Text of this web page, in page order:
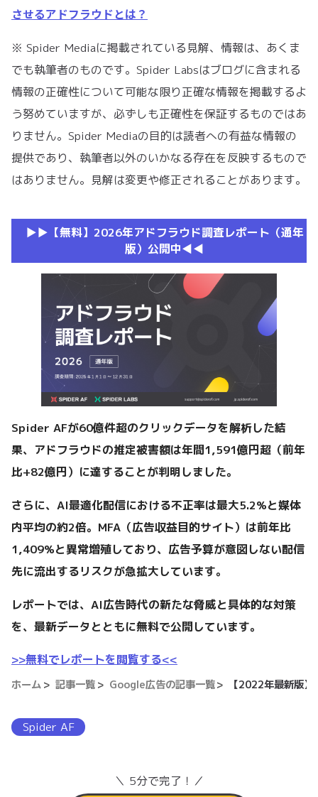
させるアドフラウドとは？
※ Spider Mediaに掲載されている見解、情報は、あくま
でも執筆者のものです。Spider Labsはブログに含まれる
情報の正確性について可能な限り正確な情報を掲載するよ
う努めていますが、必ずしも正確性を保証するものではあ
りません。Spider Mediaの目的は読者への有益な情報の
提供であり、執筆者以外のいかなる存在を反映するもので
はありません。見解は変更や修正されることがあります。
▶︎▶︎【無料】2026年アドフラウド調査レポート（通年
版）公開中◀︎◀︎
Spider AFが60億件超のクリックデータを解析した結
果、アドフラウドの推定被害額は年間1,591億円超（前年
比+82億円）に達することが判明しました。
さらに、AI最適化配信における不正率は最大5.2%と媒体
内平均の約2倍。MFA（広告収益目的サイト）は前年比
1,409%と異常増殖しており、広告予算が意図しない配信
先に流出するリスクが急拡大しています。
レポートでは、AI広告時代の新たな脅威と具体的な対策
を、最新データとともに無料で公開しています。
>>無料でレポートを閲覧する<<
ホーム 記事一覧 Google広告の記事一覧 【2022年最新版
Spider AF
＼ 5分で完了！／